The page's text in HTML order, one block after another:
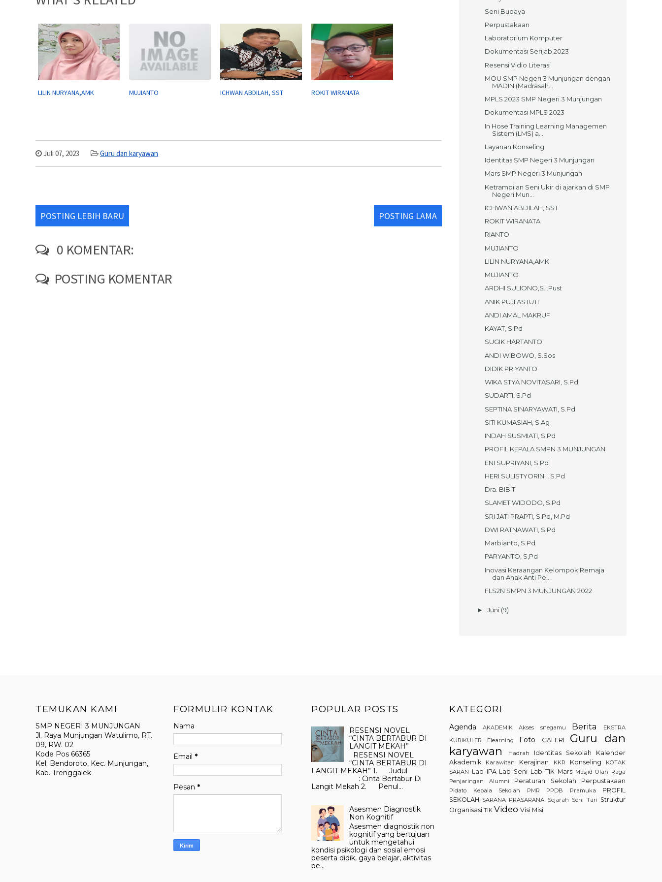
LILIN NURYANA,AMK MUJIANTO ICHWAN ABDILAH, SST ROKIT WIRANATA
Juli 07, 2023 Guru dan karyawan
POSTING LEBIH BARU POSTING LAMA
0 KOMENTAR:
POSTING KOMENTAR
Seni Budaya
Perpustakaan
Laboratorium Komputer
Dokumentasi Serijab 2023
Resensi Vidio Literasi
MOU SMP Negeri 3 Munjungan dengan
MADIN (Madrasah...
MPLS 2023 SMP Negeri 3 Munjungan
Dokumentasi MPLS 2023
In Hose Training Learning Managemen
Sistem (LMS) a...
Layanan Konseling
Identitas SMP Negeri 3 Munjungan
Mars SMP Negeri 3 Munjungan
Ketrampilan Seni Ukir di ajarkan di SMP
Negeri Mun...
ICHWAN ABDILAH, SST
ROKIT WIRANATA
RIANTO
MUJIANTO
LILIN NURYANA,AMK
MUJIANTO
ARDHI SULIONO,S.I.Pust
ANIK PUJI ASTUTI
ANDI AMAL MAKRUF
KAYAT, S.Pd
SUGIK HARTANTO
ANDI WIBOWO, S.Sos
DIDIK PRIYANTO
WIKA STYA NOVITASARI, S.Pd
SUDARTI, S.Pd
SEPTINA SINARYAWATI, S.Pd
SITI KUMASIAH, S.Ag
INDAH SUSMIATI, S.Pd
PROFIL KEPALA SMPN 3 MUNJUNGAN
ENI SUPRIYANI, S.Pd
HERI SULISTYORINI , S.Pd
Dra. BIBIT
SLAMET WIDODO, S.Pd
SRI JATI PRAPTI, S.Pd, M.Pd
DWI RATNAWATI, S.Pd
Marbianto, S.Pd
PARYANTO, S,Pd
Inovasi Keraangan Kelompok Remaja
dan Anak Anti Pe...
FLS2N SMPN 3 MUNJUNGAN 2022
► Juni (9)
TEMUKAN KAMI
SMP NEGERI 3 MUNJUNGAN
Jl. Raya Munjungan Watulimo, RT.
09, RW. 02
Kode Pos 66365
Kel. Bendoroto, Kec. Munjungan,
Kab. Trenggalek
FORMULIR KONTAK
Nama
Email *
Pesan *
POPULAR POSTS
RESENSI NOVEL
“CINTA BERTABUR DI
LANGIT MEKAH”
RESENSI NOVEL
“CINTA BERTABUR DI
LANGIT MEKAH” 1. Judul
: Cinta Bertabur Di
Langit Mekah 2. Penul...
Asesmen Diagnostik
Non Kognitif
Asesmen diagnostik non
kognitif yang bertujuan
untuk mengetahui
kondisi psikologi dan sosial emosi
peserta didik, gaya belajar, aktivitas
pe...
KATEGORI
Agenda AKADEMIK Akses snegamu Berita
EKSTRA
KURIKULER
Elearning Foto GALERI
Guru dan
karyawan
Hadrah Identitas Sekolah
Kalender
Akademik
Karawitan Kerajinan KKR Konseling
KOTAK
SARAN Lab IPA Lab Seni Lab TIK Mars Masjid Olah Raga
Penjaringan Alumni
Peraturan Sekolah Perpustakaan
Pidato Kepala Sekolah PMR PPDB Pramuka
PROFIL
SEKOLAH SARANA PRASARANA Sejarah Seni Tari Struktur
Organisasi TIK Video Visi Misi